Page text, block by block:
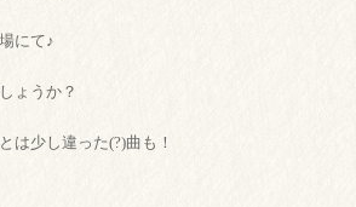
にて♪
ょうか？
は少し違った(?)曲も！